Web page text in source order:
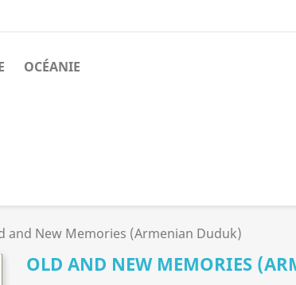
OCÉANIE
and New Memories (Armenian Duduk)
OLD AND NEW MEMORIES